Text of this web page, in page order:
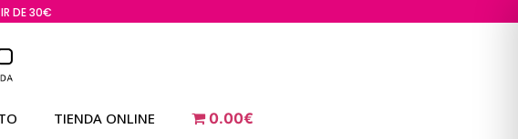
DE 30€
TIENDA ONLINE
0.00€